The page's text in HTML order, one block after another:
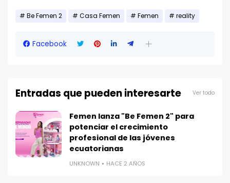
Be Femen 2 Casa Femen Femen reality
Facebook
Entradas que pueden interesarte Ver todo
Femen lanza "Be Femen 2" para
potenciar el crecimiento
profesional de las jóvenes
ecuatorianas
UNKNOWN HACE 2 AÑOS